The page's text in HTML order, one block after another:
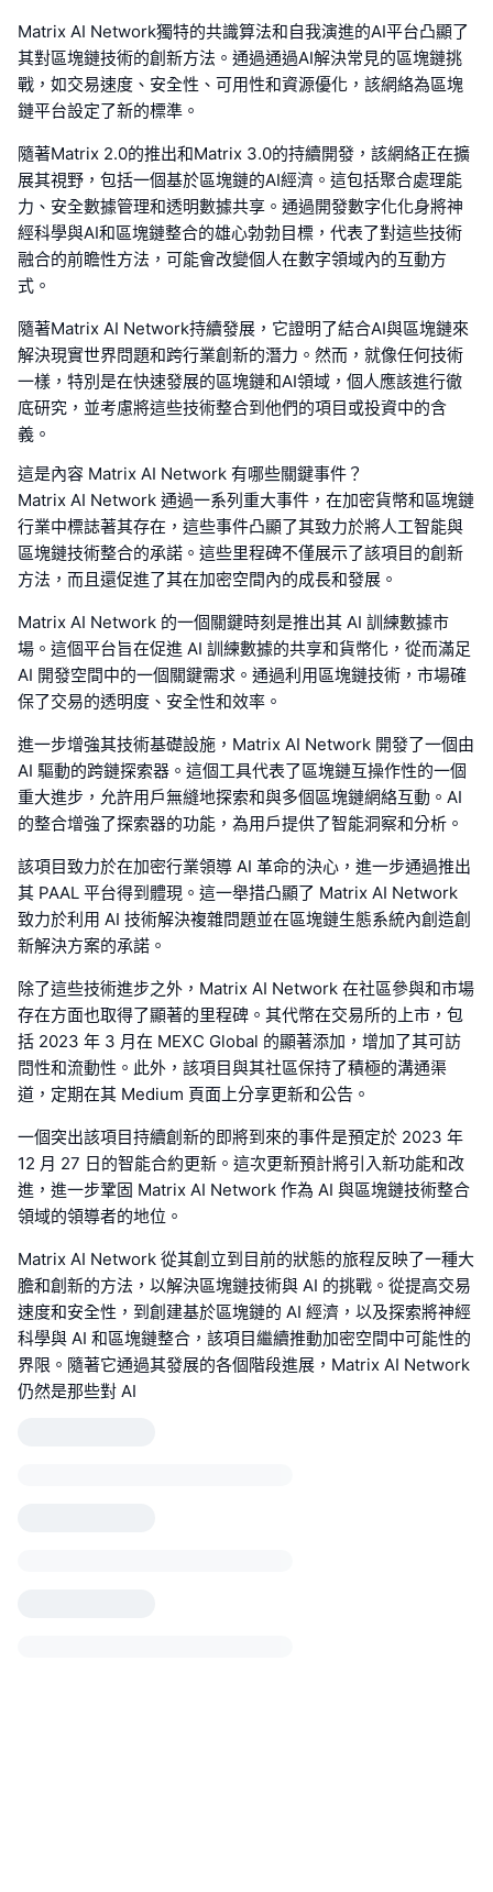
Matrix AI Network獨特的共識算法和自我演進的AI平台凸顯了
其對區塊鏈技術的創新方法。通過通過AI解決常見的區塊鏈挑
戰，如交易速度、安全性、可用性和資源優化，該網絡為區塊
鏈平台設定了新的標準。
隨著Matrix 2.0的推出和Matrix 3.0的持續開發，該網絡正在擴
展其視野，包括一個基於區塊鏈的AI經濟。這包括聚合處理能
力、安全數據管理和透明數據共享。通過開發數字化化身將神
經科學與AI和區塊鏈整合的雄心勃勃目標，代表了對這些技術
融合的前瞻性方法，可能會改變個人在數字領域內的互動方
式。
隨著Matrix AI Network持續發展，它證明了結合AI與區塊鏈來
解決現實世界問題和跨行業創新的潛力。然而，就像任何技術
一樣，特別是在快速發展的區塊鏈和AI領域，個人應該進行徹
底研究，並考慮將這些技術整合到他們的項目或投資中的含
義。
這是內容 Matrix AI Network 有哪些關鍵事件？
Matrix AI Network 通過一系列重大事件，在加密貨幣和區塊鏈
行業中標誌著其存在，這些事件凸顯了其致力於將人工智能與
區塊鏈技術整合的承諾。這些里程碑不僅展示了該項目的創新
方法，而且還促進了其在加密空間內的成長和發展。
Matrix AI Network 的一個關鍵時刻是推出其 AI 訓練數據市
場。這個平台旨在促進 AI 訓練數據的共享和貨幣化，從而滿足
AI 開發空間中的一個關鍵需求。通過利用區塊鏈技術，市場確
保了交易的透明度、安全性和效率。
進一步增強其技術基礎設施，Matrix AI Network 開發了一個由
AI 驅動的跨鏈探索器。這個工具代表了區塊鏈互操作性的一個
重大進步，允許用戶無縫地探索和與多個區塊鏈網絡互動。AI
的整合增強了探索器的功能，為用戶提供了智能洞察和分析。
該項目致力於在加密行業領導 AI 革命的決心，進一步通過推出
其 PAAL 平台得到體現。這一舉措凸顯了 Matrix AI Network
致力於利用 AI 技術解決複雜問題並在區塊鏈生態系統內創造創
新解決方案的承諾。
除了這些技術進步之外，Matrix AI Network 在社區參與和市場
存在方面也取得了顯著的里程碑。其代幣在交易所的上市，包
括 2023 年 3 月在 MEXC Global 的顯著添加，增加了其可訪
問性和流動性。此外，該項目與其社區保持了積極的溝通渠
道，定期在其 Medium 頁面上分享更新和公告。
一個突出該項目持續創新的即將到來的事件是預定於 2023 年
12 月 27 日的智能合約更新。這次更新預計將引入新功能和改
進，進一步鞏固 Matrix AI Network 作為 AI 與區塊鏈技術整合
領域的領導者的地位。
Matrix AI Network 從其創立到目前的狀態的旅程反映了一種大
膽和創新的方法，以解決區塊鏈技術與 AI 的挑戰。從提高交易
速度和安全性，到創建基於區塊鏈的 AI 經濟，以及探索將神經
科學與 AI 和區塊鏈整合，該項目繼續推動加密空間中可能性的
界限。隨著它通過其發展的各個階段進展，Matrix AI Network
仍然是那些對 AI